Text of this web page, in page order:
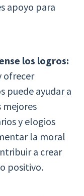
apoyo para
los logros:
ofrecer
puede ayudar a
mejores
y elogios
la moral
a crear
positivo.